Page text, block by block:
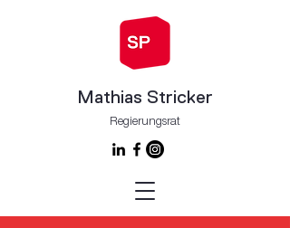
Mathias Stricker
Regierungsrat